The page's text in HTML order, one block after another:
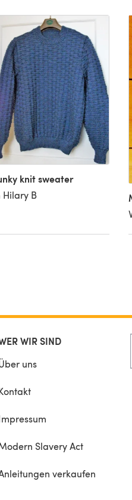
knit sweater
Hilary B
WIR SIND
uns
Slavery Act
verkaufen